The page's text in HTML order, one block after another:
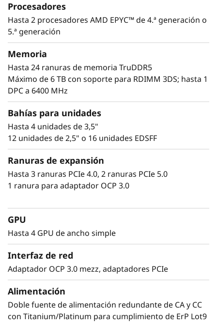
generación y a la velocidad de la memoria PCIe
5.0, el ThinkSystem SR645 V3 de 1U cuenta con
la potencia, el ancho de banda y la memoria
trabajo intensivas de gráficos, virtualización y
análisis de datos.Con la protección que ofrece
la seguridad ThinkShield y la gestión
simplificada de XClarity de Lenovo, el SR645 V3
Lenovo.
Diseñado para ser flexible
su empresa y por eso necesita una
infraestructura que tenga flexibilidad para
poder personalizarse.Con el SR645 V3 puede
Procesadores
Hasta 2 procesadores AMD EPYC™ de 4.ª generación o
5.ª generación
Memoria
Hasta 24 ranuras de memoria TruDDR5
Máximo de 6 TB con soporte para RDIMM 3DS; hasta 1
DPC a 6400 MHz
Bahías para unidades
Hasta 4 unidades de 3,5"
12 unidades de 2,5" o 16 unidades EDSFF
Ranuras de expansión
Hasta 3 ranuras PCIe 4.0, 2 ranuras PCIe 5.0
1 ranura para adaptador OCP 3.0
GPU
Hasta 4 GPU de ancho simple
Interfaz de red
Adaptador OCP 3.0 mezz, adaptadores PCIe
Alimentación
Doble fuente de alimentación redundante de CA y CC
con Titanium/Platinum para cumplimiento de ErP Lot9